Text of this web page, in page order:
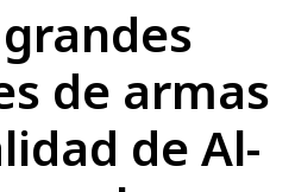
de armas
de Al-